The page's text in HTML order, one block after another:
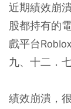
近期績效崩
股都持有的
戲平台
九、十二．
績效崩潰，